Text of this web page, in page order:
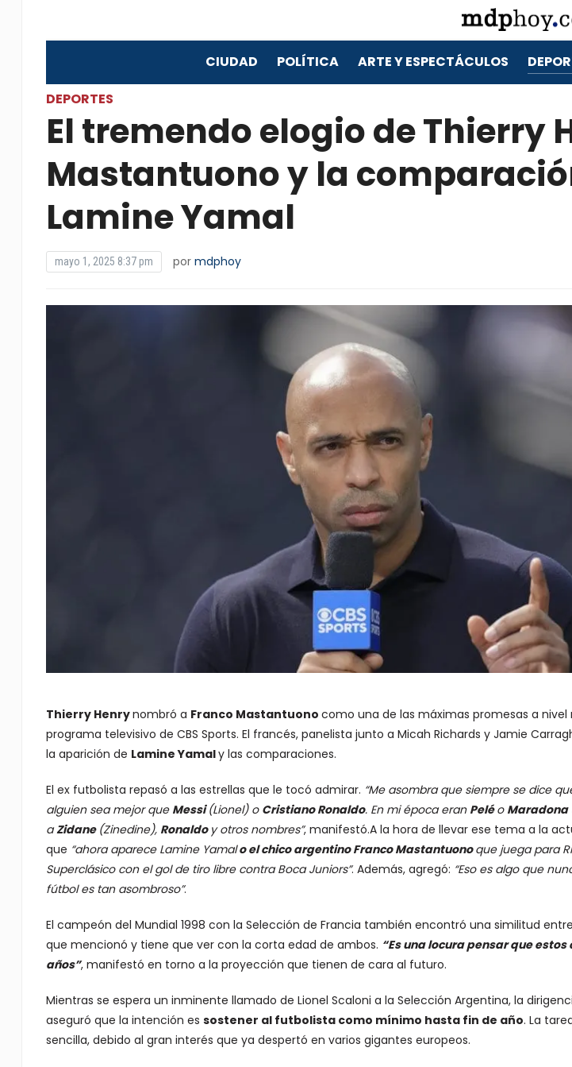
CIUDAD POLÍTICA ARTE Y ESPECTÁCULOS
DEPORTES
El tremendo elogio de Thierry
Mastantuono y la
Lamine Yamal
mayo 1, 2025 8:37 pm por mdphoy
Thierry Henrynombró a Franco Mastantuono como una de las máximas promesas a
programa televisivo de CBS Sports. El francés, panelista junto a Micah Richards y Jamie
la aparición de Lamine Yamaly las comparaciones.
El ex futbolista repasó a las estrellas que le tocó admirar. “Me asombra que siempre se dice
alguien sea mejor que Messi(Lionel) o Cristiano Ronaldo. En mi época eran Peléo Maradona
aZidane (Zinedine), Ronaldo y otros nombres”, manifestó.A la hora de llevar ese tema a la
que “ahora aparece Lamine Yamalo el chico argentino Franco Mastantuonoque juega para
Superclásico con el gol de tiro libre contra Boca Juniors”. Además, agregó: “Eso es algo que
fútbol es tan asombroso”.
El campeón del Mundial 1998 con la Selección de Francia también encontró una similitud
que mencionó y tiene que ver con la corta edad de ambos. “Es una locura pensar que estos
años”, manifestó en torno a la proyección que tienen de cara al futuro.
Mientras se espera un inminente llamado de Lionel Scaloni a la Selección Argentina, la
aseguró que la intención es sostener al futbolista como mínimo hasta fin de año. La
sencilla, debido al gran interés que ya despertó en varios gigantes europeos.